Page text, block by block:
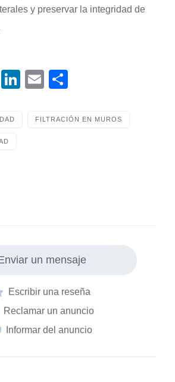
y preservar la integridad de
W
Li
E
ail ar
FILTRACIÓN EN MUROS
un mensaje
Escribir una reseña
Reclamar un anuncio
Informar del anuncio